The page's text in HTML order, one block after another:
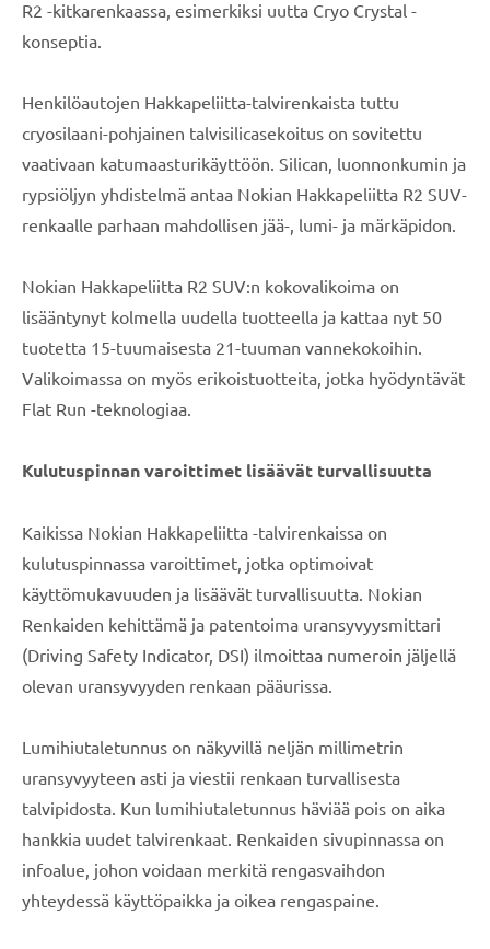
R2 -kitkarenkaassa, esimerkiksi uutta Cryo Crystal -
konseptia.
Henkilöautojen Hakkapeliitta-talvirenkaista tuttu
cryosilaani-pohjainen talvisilicasekoitus on sovitettu
vaativaan katumaasturikäyttöön. Silican, luonnonkumin ja
rypsiöljyn yhdistelmä antaa Nokian Hakkapeliitta R2 SUV-
renkaalle parhaan mahdollisen jää-, lumi- ja märkäpidon.
Nokian Hakkapeliitta R2 SUV:n kokovalikoima on
lisääntynyt kolmella uudella tuotteella ja kattaa nyt 50
tuotetta 15-tuumaisesta 21-tuuman vannekokoihin.
Valikoimassa on myös erikoistuotteita, jotka hyödyntävät
Flat Run -teknologiaa.
Kulutuspinnan varoittimet lisäävät turvallisuutta
Kaikissa Nokian Hakkapeliitta -talvirenkaissa on
kulutuspinnassa varoittimet, jotka optimoivat
käyttömukavuuden ja lisäävät turvallisuutta. Nokian
Renkaiden kehittämä ja patentoima uransyvyysmittari
(Driving Safety Indicator, DSI) ilmoittaa numeroin jäljellä
olevan uransyvyyden renkaan pääurissa.
Lumihiutaletunnus on näkyvillä neljän millimetrin
uransyvyyteen asti ja viestii renkaan turvallisesta
talvipidosta. Kun lumihiutaletunnus häviää pois on aika
hankkia uudet talvirenkaat. Renkaiden sivupinnassa on
infoalue, johon voidaan merkitä rengasvaihdon
yhteydessä käyttöpaikka ja oikea rengaspaine.